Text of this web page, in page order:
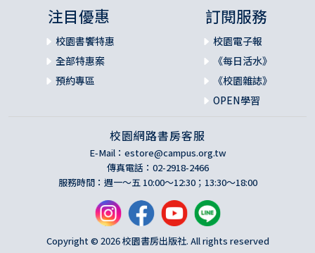
注目優惠
校園書饗特惠
全部特惠案
預約專區
訂閱服務
校園電子報
《每日活水》
《校園雜誌》
OPEN學習
校園網路書房客服
E-Mail： estore@campus.org.tw
傳真電話：02-2918-2466
服務時間：週一～五 10:00～12:30；13:30～18:00
Copyright © 2026 校園書房出版社. All rights reserved